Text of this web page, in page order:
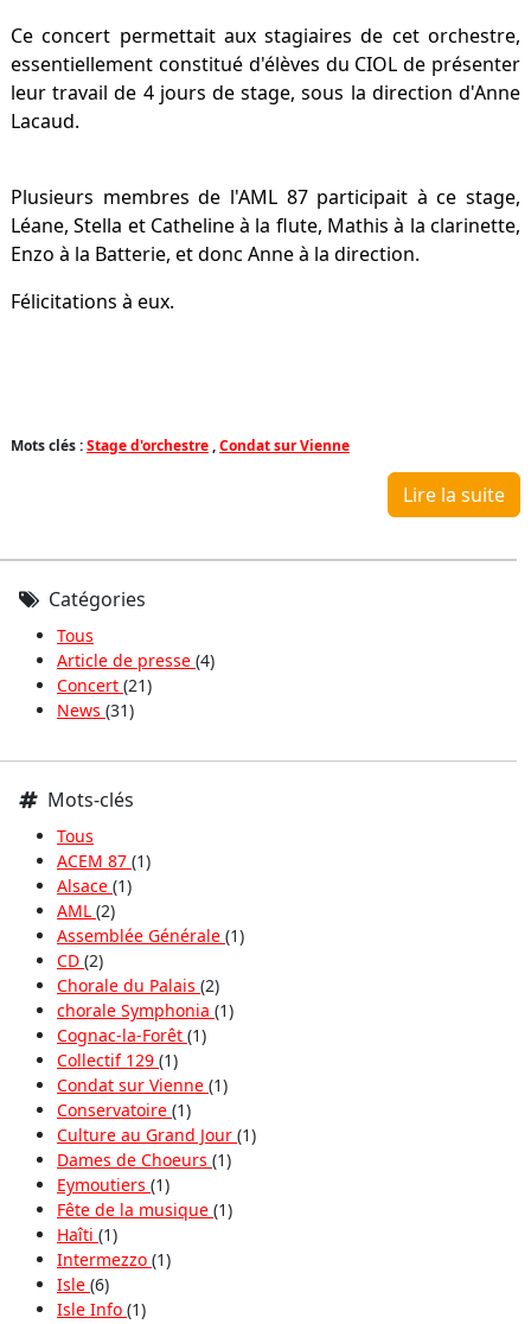
Ce concert permettait aux stagiaires de cet orchestre,
essentiellement constitué d'élèves du CIOL de présenter
leur travail de 4 jours de stage, sous la direction d'Anne
Lacaud.
Plusieurs membres de l'AML 87 participait à ce stage,
Léane, Stella et Catheline à la flute, Mathis à la clarinette,
Enzo à la Batterie, et donc Anne à la direction.
Félicitations à eux.
Mots clés :Stage d'orchestre,Condat sur Vienne
Lire la suite
Catégories
Tous
Article de presse (4)
Concert (21)
News (31)
Mots-clés
Tous
ACEM 87 (1)
Alsace (1)
AML (2)
Assemblée Générale (1)
CD (2)
Chorale du Palais (2)
chorale Symphonia (1)
Cognac-la-Forêt (1)
Collectif 129 (1)
Condat sur Vienne (1)
Conservatoire (1)
Culture au Grand Jour (1)
Dames de Choeurs (1)
Eymoutiers (1)
Fête de la musique (1)
Haîti (1)
Intermezzo (1)
Isle (6)
Isle Info (1)